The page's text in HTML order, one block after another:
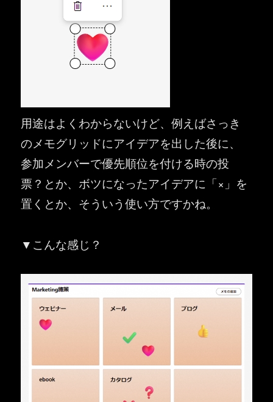
用途はよくわからないけど、例えばさっき
のメモグリッドにアイデアを出した後に、
参加メンバーで優先順位を付ける時の投
票？とか、ボツになったアイデアに「×」を
置くとか、そういう使い方ですかね。
▼こんな感じ？